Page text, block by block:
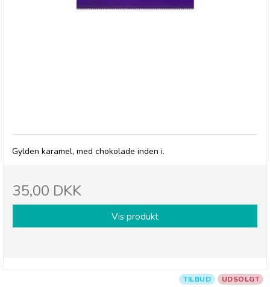
Gylden karamel, med chokolade inden i.
35,00 DKK
Vis produkt
TILBUD UDSOLGT